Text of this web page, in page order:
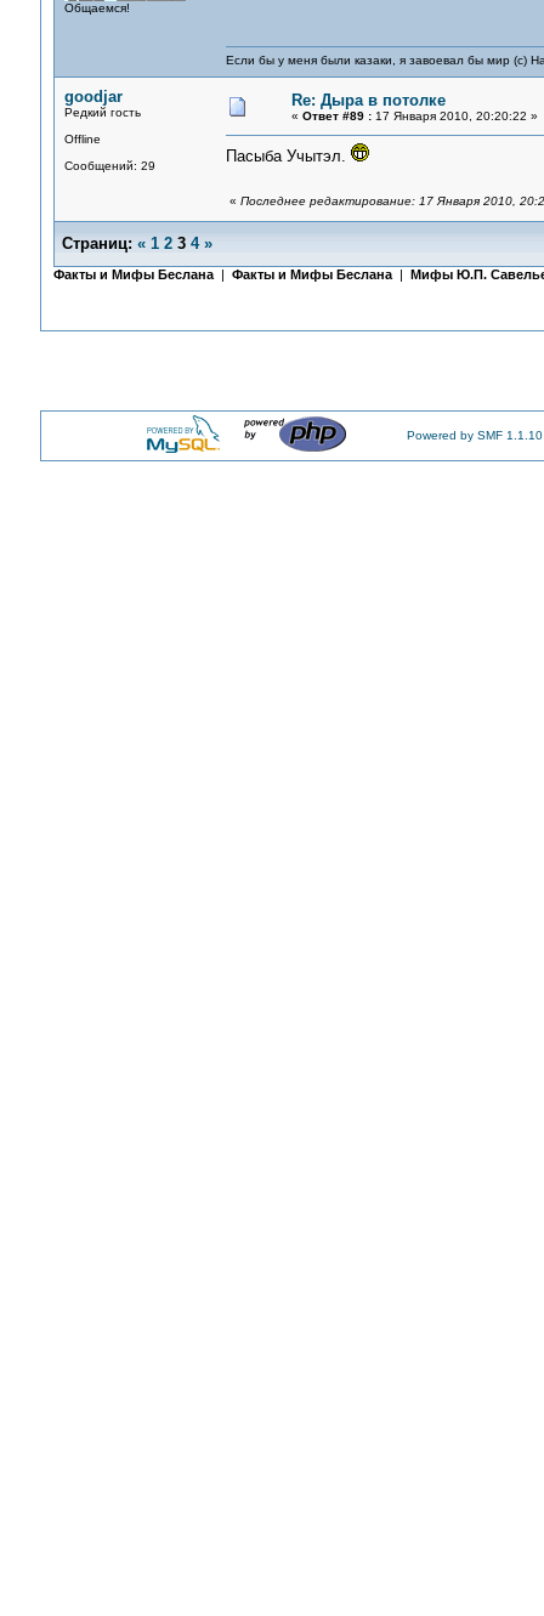
Общаемся!
Если бы у меня были казаки, я завоевал бы мир (с)
goodjar
Редкий гость
Offline
Сообщений: 29
Re: Дыра в потолке
« Ответ #89 :17 Января 2010, 20:20:22 »
Пасыба Учытэл.
« Последнее редактирование: 17 Января 2010,
Страниц: « 1 2 3 4 »
Факты и Мифы Беслана| Факты и Мифы Беслана| Мифы Ю.П.
Powered by SMF 1.1.10